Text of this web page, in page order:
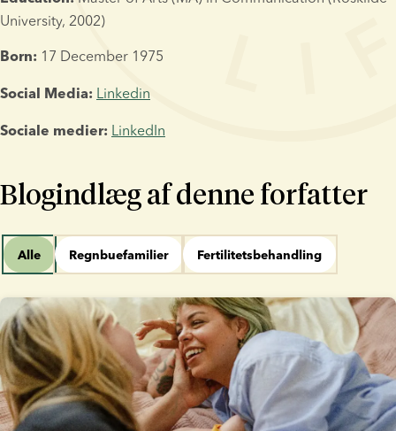
University, 2002)
Born: 17 December 1975
Social Media: Linkedin
Sociale medier: LinkedIn
Blogindlæg af denne forfatter
Alle Regnbuefamilier Fertilitetsbehandling